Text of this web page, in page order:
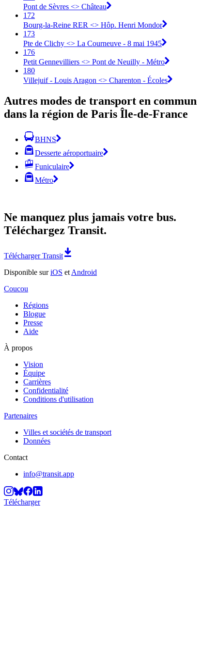
Pont de Sèvres <> Château
172
Bourg-la-Reine RER <> Hôp. Henri Mondor
173
Pte de Clichy <> La Courneuve - 8 mai 1945
176
Petit Gennevilliers <> Pont de Neuilly - Métro
180
Villejuif - Louis Aragon <> Charenton - Écoles
Autres modes de transport en commun
dans la région de Paris Île-de-France
BHNS
Desserte aéroportuaire
Funiculaire
Métro
Ne manquez plus jamais votre bus.
Téléchargez Transit.
Télécharger Transit
Disponible suriOS et Android
Coucou
Régions
Blogue
Presse
Aide
À propos
Vision
Équipe
Carrières
Confidentialité
Conditions d'utilisation
Partenaires
Villes et sociétés de transport
Données
Contact
info@transit.app
Télécharger